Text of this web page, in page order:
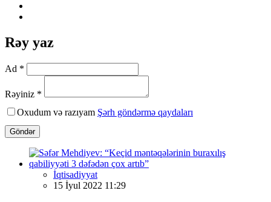
Rəy yaz
Ad *
Rəyiniz *
Oxudum və razıyam Şərh göndərmə qaydaları
Göndər
İqtisadiyyat
15 İyul 2022 11:29